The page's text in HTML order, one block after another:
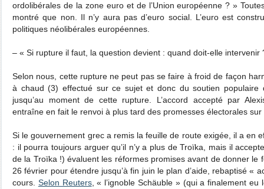
ordolibérales de la zone euro et de l’Union européenne ? »
montré que non. Il n’y aura pas d’euro social. L’euro est
politiques néolibérales européennes.
– « Si rupture il faut, la question devient : quand doit-elle intervenir
Selon nous, cette rupture ne peut pas se faire à froid de façon
à chaud (3) effectué sur ce sujet et donc du soutien populaire
jusqu’au moment de cette rupture. L’accord accepté par
entraîne en fait le renvoi à plus tard des promesses électorales
Si le gouvernement grec a remis la feuille de route exigée, il a en
: il pourra toujours arguer qu’il n’y a plus de Troïka, mais il
de la Troïka !) évaluent les réformes promises avant de donner le
26 février pour étendre jusqu’à fin juin le plan d’aide, rebaptisé «
cours. Selon Reuters, « l’ignoble Schäuble » (qui a finalement